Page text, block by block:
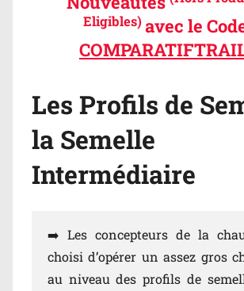
Eligibles) avec le
Les Profils de
la Semelle
Intermédiaire
➡️ Les concepteurs de la
choisi d’opérer un assez gros
au niveau des profils de